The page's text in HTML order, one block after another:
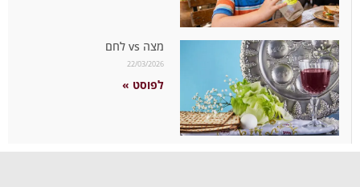
מצה vs לחם
22/03/2026
לפוסט »